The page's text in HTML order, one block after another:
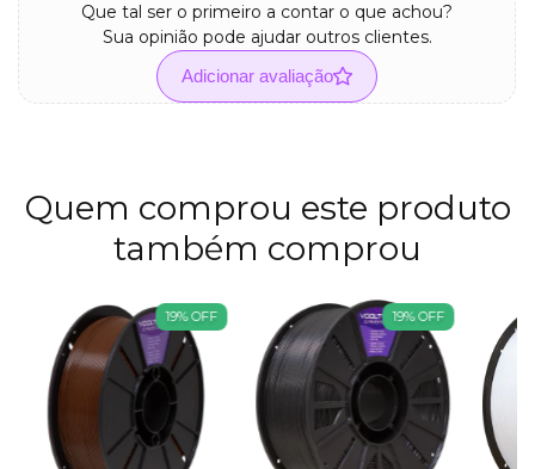
Que tal ser o primeiro a contar o que achou?
Sua opinião pode ajudar outros clientes.
Adicionar avaliação
Quem comprou este produto
também comprou
19%OFF 19%OFF